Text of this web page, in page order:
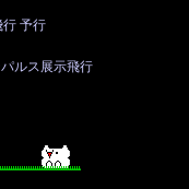
予行
ルス展示飛行